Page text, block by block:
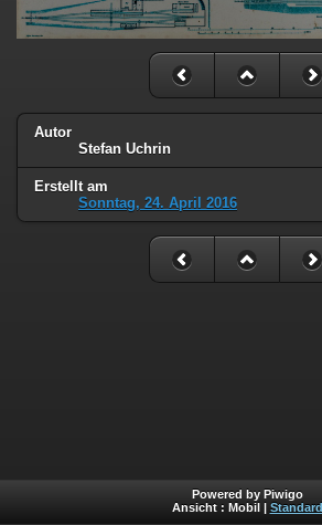
Autor
Stefan Uchrin
Erstellt am
Sonntag, 24. April 2016
Powered by Piwigo
Ansicht : Mobil Standard